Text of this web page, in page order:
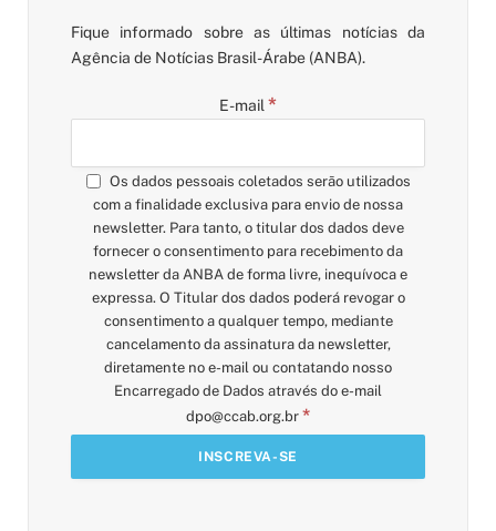
Fique informado sobre as últimas notícias da
Agência de Notícias Brasil-Árabe (ANBA).
E-mail *
Os dados pessoais coletados serão utilizados
com a finalidade exclusiva para envio de nossa
newsletter. Para tanto, o titular dos dados deve
fornecer o consentimento para recebimento da
newsletter da ANBA de forma livre, inequívoca e
expressa. O Titular dos dados poderá revogar o
consentimento a qualquer tempo, mediante
cancelamento da assinatura da newsletter,
diretamente no e-mail ou contatando nosso
Encarregado de Dados através do e-mail
dpo@ccab.org.br *